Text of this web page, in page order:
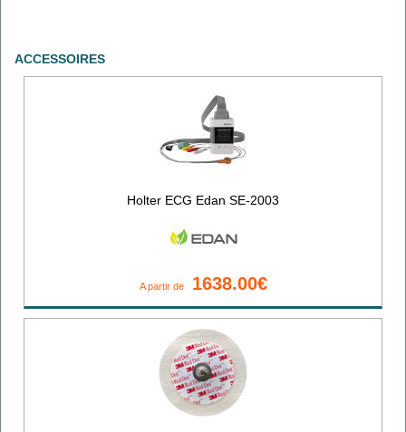
ACCESSOIRES
Holter ECG Edan SE-2003
A partir de 1638.00€